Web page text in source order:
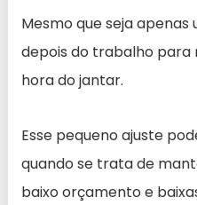
Mesmo que seja
depois do trabalho
hora do jantar.
Esse pequeno ajuste
quando se trata de
baixo orçamento e